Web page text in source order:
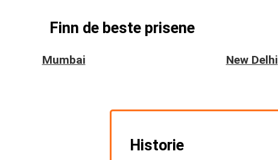
Finn de beste prisene
Mumbai New Delhi
Historie